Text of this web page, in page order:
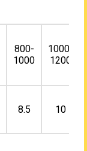
800-
1000
1000-
1200
8.5 10